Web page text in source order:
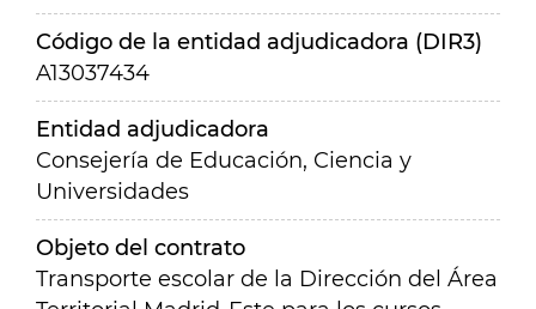
Código de la entidad adjudicadora (DIR3)
A13037434
Entidad adjudicadora
Consejería de Educación, Ciencia y
Universidades
Objeto del contrato
Transporte escolar de la Dirección del Área